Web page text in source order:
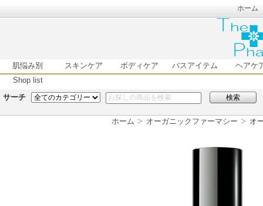
ホーム
肌悩み別 スキンケア ボディケア バスアイテム
ヘアケ
Shop list
サーチ
検索
ホーム オーガニックファーマシー オ